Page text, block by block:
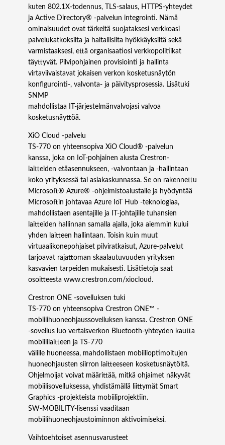
kuten 802.1X-todennus, TLS-salaus, HTTPS-yhteydet
ja Active Directory® -palvelun integrointi. Nämä
ominaisuudet ovat tärkeitä suojataksesi verkkoasi
palvelukatkoksilta ja haitallisilta hyökkäyksiltä sekä
varmistaaksesi, että organisaatiosi verkkopolitiikat
täyttyvät. Pilvipohjainen provisiointi ja hallinta
virtaviivaistavat jokaisen verkon kosketusnäytön
konfigurointi-, valvonta- ja päivitysprosessia. Lisätuki
SNMP
mahdollistaa IT-järjestelmänvalvojasi valvoa
kosketusnäyttöä.
XiO Cloud -palvelu
TS‑770 on yhteensopiva XiO Cloud® -palvelun
kanssa, joka on IoT-pohjainen alusta Crestron-
laitteiden etäasennukseen, -valvontaan ja -hallintaan
koko yrityksessä tai asiakaskunnassa. Se on rakennettu
Microsoft® Azure® -ohjelmistoalustalle ja hyödyntää
Microsoftin johtavaa Azure IoT Hub -teknologiaa,
mahdollistaen asentajille ja IT-johtajille tuhansien
laitteiden hallinnan samalla ajalla, joka aiemmin kului
yhden laitteen hallintaan. Toisin kuin muut
virtuaalikonepohjaiset pilviratkaisut, Azure-palvelut
tarjoavat rajattoman skaalautuvuuden yrityksen
kasvavien tarpeiden mukaisesti. Lisätietoja saat
osoitteesta www.crestron.com/xiocloud.
Crestron ONE -sovelluksen tuki
TS‑770 on yhteensopiva Crestron ONE™ -
mobiilihuoneohjaussovelluksen kanssa. Crestron ONE
-sovellus luo vertaisverkon Bluetooth-yhteyden kautta
mobiililaitteen ja TS‑770
välille huoneessa, mahdollistaen mobiilioptimoitujen
huoneohjausten siirron laitteeseen kosketusnäytöltä.
Ohjelmoijat voivat määrittää, mitkä ohjaimet näkyvät
mobiilisovelluksessa, yhdistämällä liittymät Smart
Graphics -projekteista mobiiliprojektiin.
SW‑MOBILITY-lisenssi vaaditaan
mobiilihuoneohjaustoiminnon aktivoimiseksi.
Vaihtoehtoiset asennusvarusteet